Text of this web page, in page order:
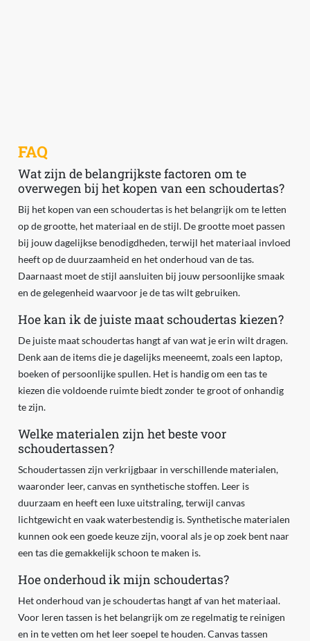
FAQ
Wat zijn de belangrijkste factoren om te
overwegen bij het kopen van een schoudertas?
Bij het kopen van een schoudertas is het belangrijk om te letten
op de grootte, het materiaal en de stijl. De grootte moet passen
bij jouw dagelijkse benodigdheden, terwijl het materiaal invloed
heeft op de duurzaamheid en het onderhoud van de tas.
Daarnaast moet de stijl aansluiten bij jouw persoonlijke smaak
en de gelegenheid waarvoor je de tas wilt gebruiken.
Hoe kan ik de juiste maat schoudertas kiezen?
De juiste maat schoudertas hangt af van wat je erin wilt dragen.
Denk aan de items die je dagelijks meeneemt, zoals een laptop,
boeken of persoonlijke spullen. Het is handig om een tas te
kiezen die voldoende ruimte biedt zonder te groot of onhandig
te zijn.
Welke materialen zijn het beste voor
schoudertassen?
Schoudertassen zijn verkrijgbaar in verschillende materialen,
waaronder leer, canvas en synthetische stoffen. Leer is
duurzaam en heeft een luxe uitstraling, terwijl canvas
lichtgewicht en vaak waterbestendig is. Synthetische materialen
kunnen ook een goede keuze zijn, vooral als je op zoek bent naar
een tas die gemakkelijk schoon te maken is.
Hoe onderhoud ik mijn schoudertas?
Het onderhoud van je schoudertas hangt af van het materiaal.
Voor leren tassen is het belangrijk om ze regelmatig te reinigen
en in te vetten om het leer soepel te houden. Canvas tassen